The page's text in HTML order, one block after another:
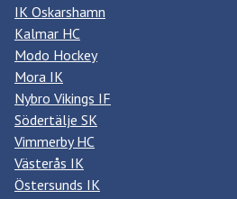
IK Oskarshamn
Kalmar HC
Modo Hockey
Mora IK
Nybro Vikings IF
Södertälje SK
Vimmerby HC
Västerås IK
Östersunds IK